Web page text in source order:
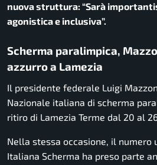
nuova struttura: “Sarà
agonistica e inclusiva”.
Scherma paralimpica,
azzurro a Lamezia
Il presidente federale Luigi
Nazionale italiana di scherma
ritiro di Lamezia Terme dal 20 al
Nella stessa occasione, il numero
Italiana Scherma ha preso parte